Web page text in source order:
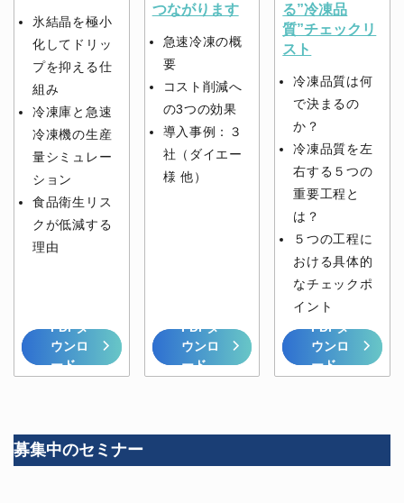
氷結晶を極小
化してドリッ
プを抑える仕
組み
冷凍庫と急速
冷凍機の生産
量シミュレー
ション
食品衛生リス
クが低減する
理由
PDFダ
ウンロ
ード
つながります
急速冷凍の概
要
コスト削減へ
の3つの効果
導入事例：３
社（ダイエー
様 他）
PDFダ
ウンロ
ード
る”冷凍品
質”チェックリ
スト
冷凍品質は何
で決まるの
か？
冷凍品質を左
右する５つの
重要工程と
は？
５つの工程に
おける具体的
なチェックポ
イント
PDFダ
ウンロ
ード
募集中のセミナー